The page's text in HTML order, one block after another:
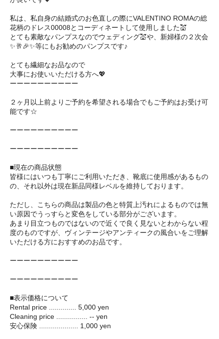
私は、私自身の結婚式のお色直しの際にVALENTINO ROMAの総
花柄のドレス00008とコーディネートして使用しました💒
とても素敵なパンプスなのでウェディング💒や、新婦様の２次会
✨🥂🎉✨等にもお勧めのパンプスです♪
とても繊細なお品なので
大事にお使いいただける方へ💖
ーーーーーーーーーー
２ヶ月以上前よりご予約を希望される場合でもご予約はお受け可
能です☆
ーーーーーーーーーー
ーーーーーーーーーー
■現在の商品状態
皆様にはいつも丁寧にご利用いただき、靴底に使用感があるもの
の、それ以外は現在新品同様レベルを維持しております。
ただし、こちらの商品は製品の色と特質上汚れによるものでは無
い原因でうっすらと変色をしている部分がございます。
あまり目立つものではないので近くで良く見ないとわからない程
度のものですが、ヴィンテージやアンティークの風合いをご理解
いただける方におすすめのお品です。
ーーーーーーーーーー
ーーーーーーーーーー
■表示価格について
Rental price .............. 5,000 yen
Cleaning price ................ -- yen
安心保険 .................... 1,000 yen